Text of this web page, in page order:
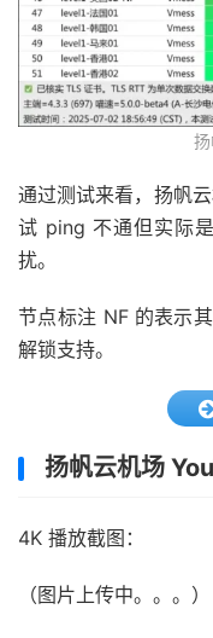
通过测试来看，扬帆
试 ping 不通但实际
扰。
节点标注 NF 的表示
解锁支持。
扬帆云机场
4K 播放截图：
（图片上传中。。。）